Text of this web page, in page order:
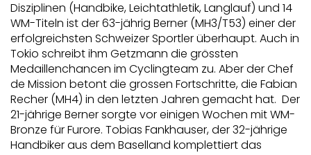
Disziplinen (Handbike, Leichtathletik, Langlauf) und 14
WM-Titeln ist der 63-jährig Berner (MH3/T53) einer der
erfolgreichsten Schweizer Sportler überhaupt. Auch in
Tokio schreibt ihm Getzmann die grössten
Medaillenchancen im Cyclingteam zu. Aber der Chef
de Mission betont die grossen Fortschritte, die Fabian
Recher (MH4) in den letzten Jahren gemacht hat. Der
21-jährige Berner sorgte vor einigen Wochen mit WM-
Bronze für Furore. Tobias Fankhauser, der 32-jährige
Handbiker aus dem Baselland komplettiert das